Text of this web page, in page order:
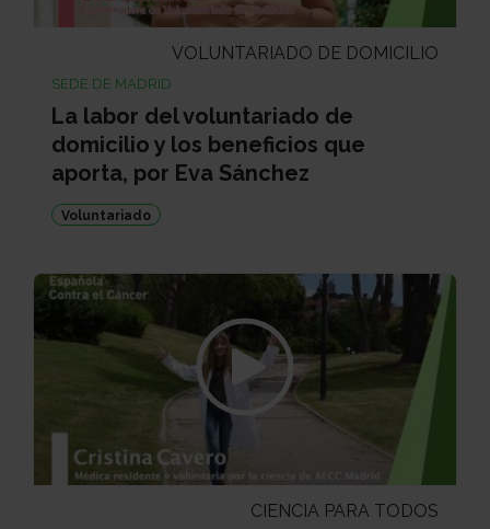
VOLUNTARIADO DE DOMICILIO
SEDE DE MADRID
La labor del voluntariado de
domicilio y los beneficios que
aporta, por Eva Sánchez
Voluntariado
CIENCIA PARA TODOS